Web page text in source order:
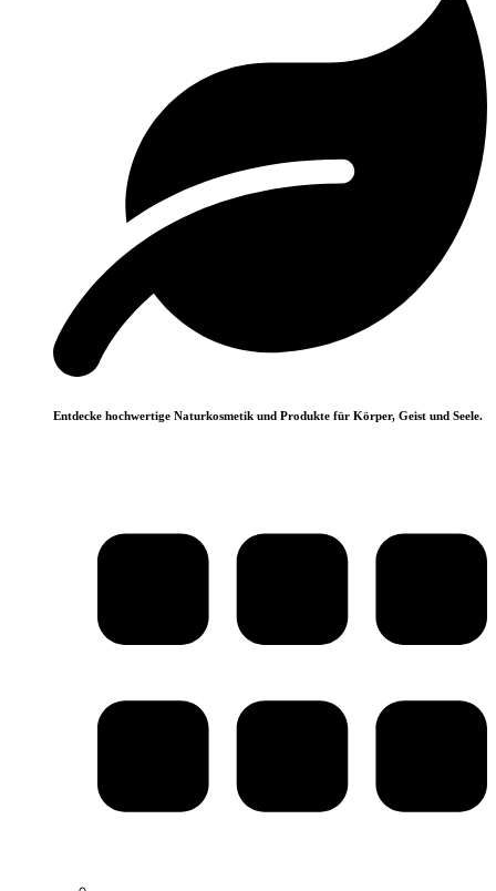
Entdecke hochwertige Naturkosmetik und Produkte für Körper, Geist und Seele.